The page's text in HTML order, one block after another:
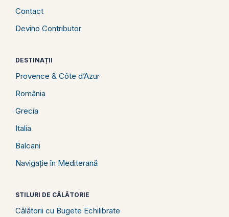
Contact
Devino Contributor
DESTINAȚII
Provence & Côte d’Azur
România
Grecia
Italia
Balcani
Navigație în Mediterană
STILURI DE CĂLĂTORIE
Călătorii cu Bugete Echilibrate